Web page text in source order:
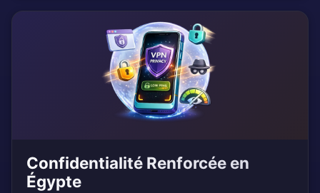
Confidentialité Renforcée en
Égypte